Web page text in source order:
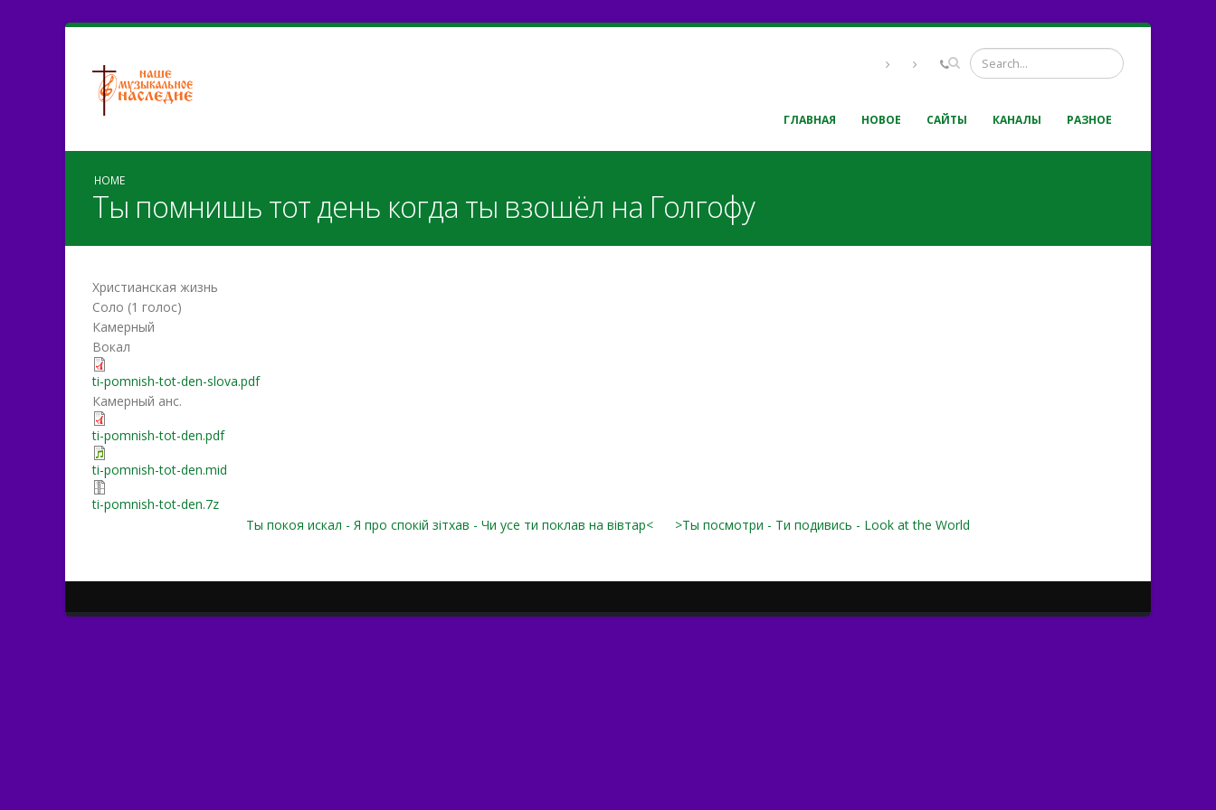
ГЛАВНАЯ НОВОЕ САЙТЫ КАНАЛЫ РАЗНОЕ
HOME
Ты помнишь тот день когда ты взошёл на Голгофу
Христианская жизнь
Соло (1 голос)
Камерный
Вокал
ti-pomnish-tot-den-slova.pdf
Камерный анс.
ti-pomnish-tot-den.pdf
ti-pomnish-tot-den.mid
ti-pomnish-tot-den.7z
Ты покоя искал - Я про спокій зітхав - Чи усе ти поклав на вівтар<
>Ты посмотри - Ти подивись - Look at the World